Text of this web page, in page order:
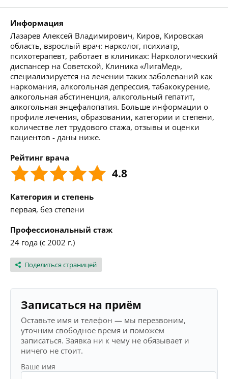
Информация
Лазарев Алексей Владимирович, Киров, Кировская
область, взрослый врач: нарколог, психиатр,
психотерапевт, работает в клиниках: Наркологический
диспансер на Советской, Клиника «ЛигаМед»,
специализируется на лечении таких заболеваний как
наркомания, алкогольная депрессия, табакокурение,
алкогольная абстиненция, алкогольный гепатит,
алкогольная энцефалопатия. Больше информации о
профиле лечения, образовании, категории и степени,
количестве лет трудового стажа, отзывы и оценки
пациентов - даны ниже.
Рейтинг врача
4.8
Категория и степень
первая, без степени
Профессиональный стаж
24 года (с 2002 г.)
Поделиться страницей
Записаться на приём
Оставьте имя и телефон — мы перезвоним,
уточним свободное время и поможем
записаться. Заявка ни к чему не обязывает и
ничего не стоит.
Ваше имя